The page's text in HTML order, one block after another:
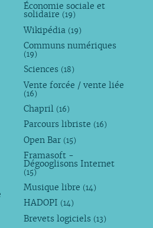
Économie sociale et
solidaire (19)
Wikipédia (19)
Communs numériques
(19)
Sciences (18)
Vente forcée / vente liée
(16)
Chapril (16)
Parcours libriste (16)
Open Bar (15)
Framasoft -
Dégooglisons Internet
(15)
Musique libre (14)
HADOPI (14)
Brevets logiciels (13)